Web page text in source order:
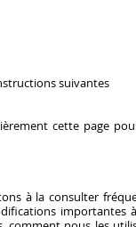
suivantes
cette page
à la consulter
importantes